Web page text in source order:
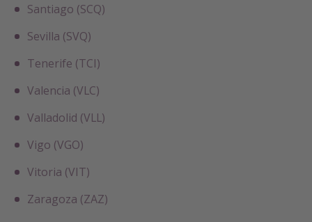
Santiago (SCQ)
Sevilla (SVQ)
Tenerife (TCI)
Valencia (VLC)
Valladolid (VLL)
Vigo (VGO)
Vitoria (VIT)
Zaragoza (ZAZ)